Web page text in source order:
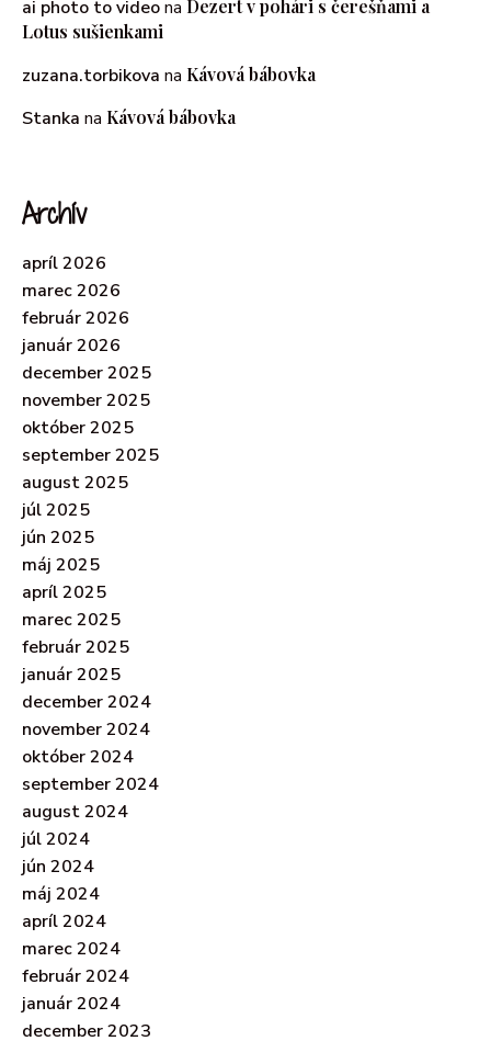
ai photo to videona Dezert v pohári s čerešňami a
Lotus sušienkami
zuzana.torbikova na Kávová bábovka
Stanka na Kávová bábovka
Archív
apríl 2026
marec 2026
február 2026
január 2026
december 2025
november 2025
október 2025
september 2025
august 2025
júl 2025
jún 2025
máj 2025
apríl 2025
marec 2025
február 2025
január 2025
december 2024
november 2024
október 2024
september 2024
august 2024
júl 2024
jún 2024
máj 2024
apríl 2024
marec 2024
február 2024
január 2024
december 2023